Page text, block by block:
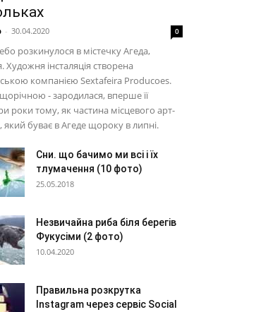
- 30.04.2020 0
розкинулося в містечку Агеда,
Художня інсталяція створена
компанією Sextafeira Producoes.
- зародилася, вперше її
роки тому, як частина місцевого арт-
який буває в Агеде щороку в липні.
Сни. що бачимо ми всі і їх
тлумачення (10 фото)
25.05.2018
Незвичайна риба біля берегів
Фукусіми (2 фото)
10.04.2020
Правильна розкрутка
Instagram через сервіс Social